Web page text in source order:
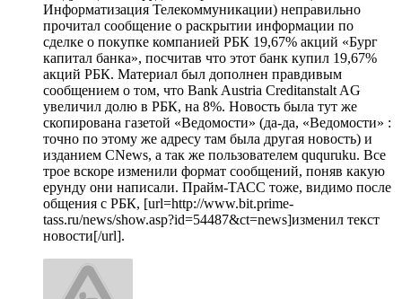
Информатизация Телекоммуникации) неправильно
прочитал сообщение о раскрытии информации по
сделке о покупке компанией РБК 19,67% акций «Бург
капитал банка», посчитав что этот банк купил 19,67%
акций РБК. Материал был дополнен правдивым
сообщением о том, что Bank Austria Creditanstalt AG
увеличил долю в РБК, на 8%. Новость была тут же
скопирована газетой «Ведомости» (да-да, «Ведомости» :
точно по этому же адресу там была другая новость) и
изданием CNews, а так же пользователем ququruku. Все
трое вскоре изменили формат сообщений, поняв какую
ерунду они написали. Прайм-ТАСС тоже, видимо после
общения с РБК, [url=http://www.bit.prime-
tass.ru/news/show.asp?id=54487&ct=news]изменил текст
новости[/url].